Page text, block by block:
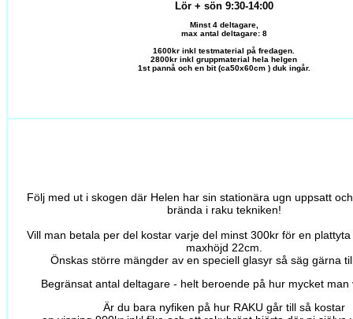
Lör + sön 9:30-14:00
Minst 4 deltagare,
max antal deltagare: 8
1600kr inkl testmaterial på fredagen.
2800kr inkl gruppmaterial hela helgen
1st pannå och en bit (ca50x60cm ) duk ingår.
Följ med ut i skogen där Helen har sin stationära ugn uppsatt
brända i raku tekniken!
Vill man betala per del kostar varje del minst 300kr för en
maxhöjd 22cm.
Önskas större mängder av en speciell glasyr så säg gärna
Begränsat antal deltagare - helt beroende på hur mycket man
Är du bara nyfiken på hur RAKU går till så kostar